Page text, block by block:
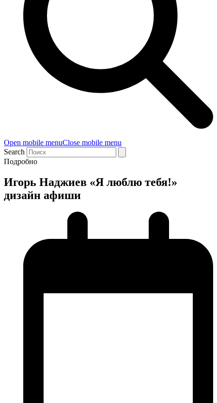
Open mobile menuClose mobile menu
Search
Подробно
Игорь Наджиев «Я люблю тебя!»
дизайн афиши